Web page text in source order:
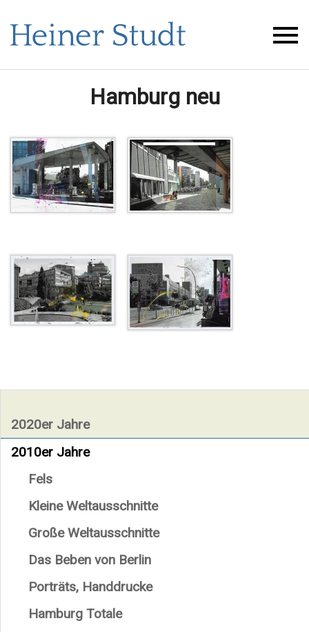
Hamburg neu
2020er Jahre
2010er Jahre
Fels
Kleine Weltausschnitte
Große Weltausschnitte
Das Beben von Berlin
Porträts, Handdrucke
Hamburg Totale